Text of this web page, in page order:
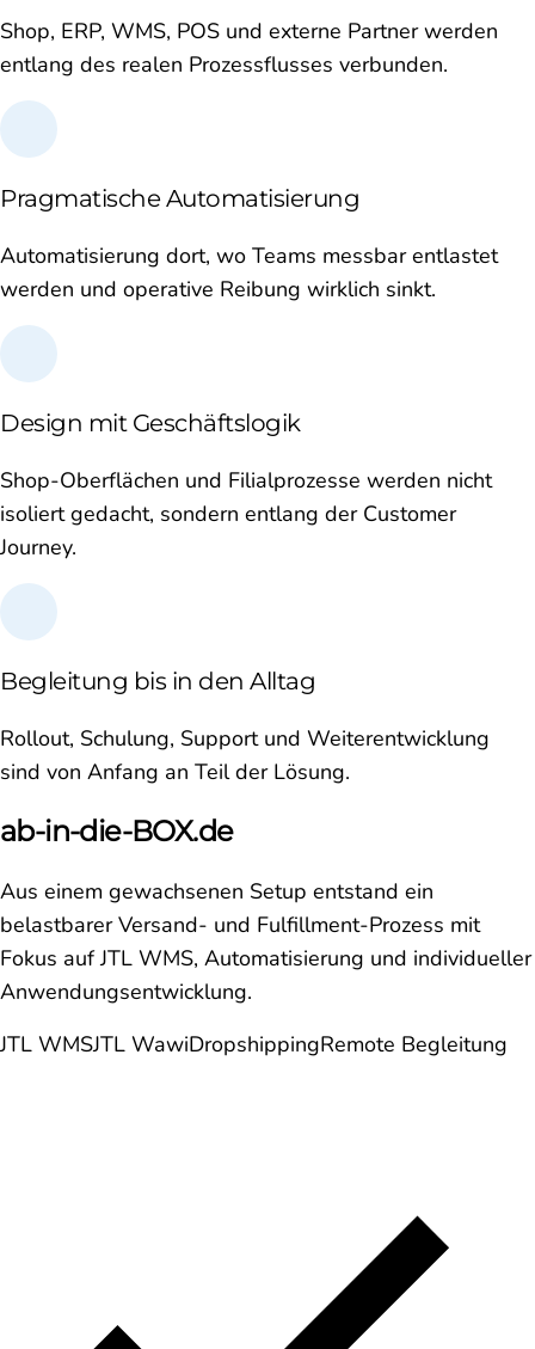
Shop, ERP, WMS, POS und externe Partner werden
entlang des realen Prozessflusses verbunden.
Pragmatische Automatisierung
Automatisierung dort, wo Teams messbar entlastet
werden und operative Reibung wirklich sinkt.
Design mit Geschäftslogik
Shop-Oberflächen und Filialprozesse werden nicht
isoliert gedacht, sondern entlang der Customer
Journey.
Begleitung bis in den Alltag
Rollout, Schulung, Support und Weiterentwicklung
sind von Anfang an Teil der Lösung.
ab-in-die-BOX.de
Aus einem gewachsenen Setup entstand ein
belastbarer Versand- und Fulfillment-Prozess mit
Fokus auf JTL WMS, Automatisierung und individueller
Anwendungsentwicklung.
JTL WMSJTL WawiDropshippingRemote Begleitung